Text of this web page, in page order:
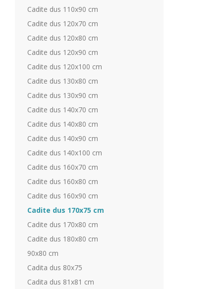
Cadite dus 110x90 cm
Cadite dus 120x70 cm
Cadite dus 120x80 cm
Cadite dus 120x90 cm
Cadite dus 120x100 cm
Cadite dus 130x80 cm
Cadite dus 130x90 cm
Cadite dus 140x70 cm
Cadite dus 140x80 cm
Cadite dus 140x90 cm
Cadite dus 140x100 cm
Cadite dus 160x70 cm
Cadite dus 160x80 cm
Cadite dus 160x90 cm
Cadite dus 170x75 cm
Cadite dus 170x80 cm
Cadite dus 180x80 cm
90x80 cm
Cadita dus 80x75
Cadita dus 81x81 cm